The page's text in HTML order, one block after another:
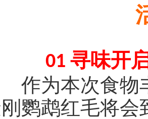
01 寻味开
作为本次食物
鹦鹉红毛将会